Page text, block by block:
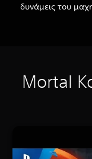
δυνάμεις του
Mortal